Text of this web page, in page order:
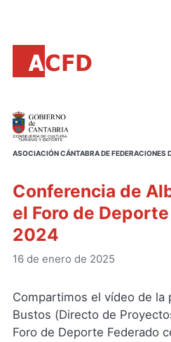
contenido
principal
ASOCIACIÓN CÁNTABRA DE FEDERACIONES
Conferencia de
el Foro de
2024
16 de enero de 2025
Compartimos el vídeo de la
Bustos (Directo de
Foro de Deporte Federado